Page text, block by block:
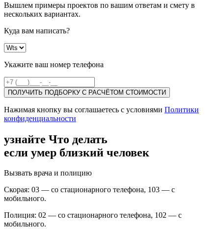
Вышлем примеры проектов по вашим ответам и смету в
нескольких вариантах.
Куда вам написать?
Укажите ваш номер телефона
ПОЛУЧИТЬ ПОДБОРКУ С РАСЧЁТОМ СТОИМОСТИ
Нажимая кнопку вы соглашаетесь с условиями Политики
конфиденциальности
узнайте Что делать
если умер близкий человек
Вызвать врача и полицию
Скорая: 03 — со стационарного телефона, 103 — с
мобильного.
Полиция: 02 — со стационарного телефона, 102 — с
мобильного.